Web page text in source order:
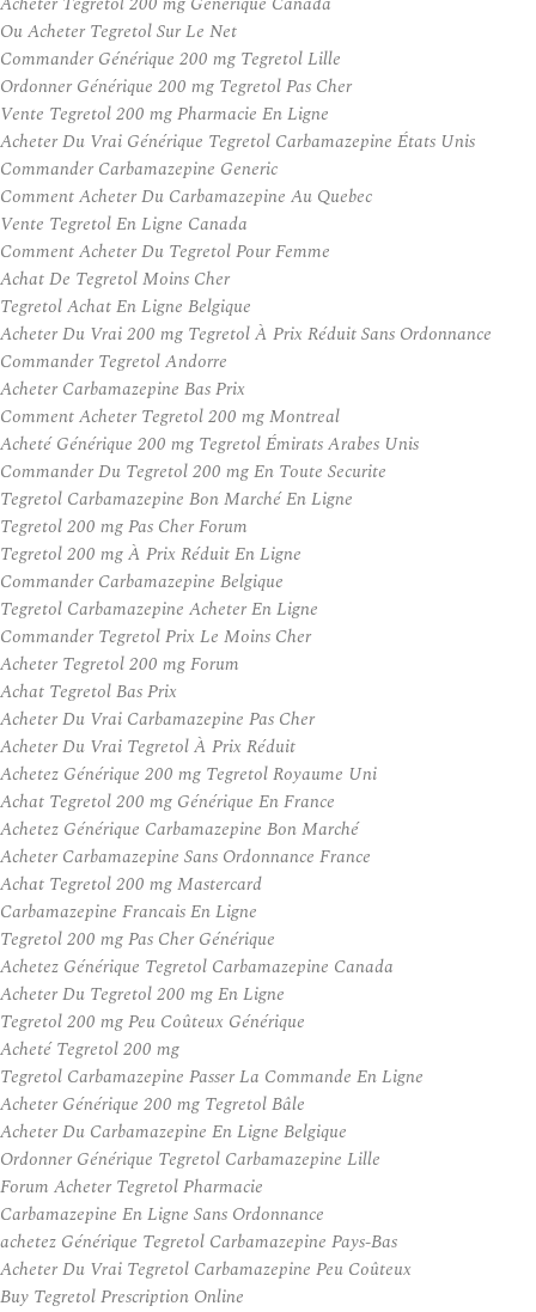
Ou Acheter Tegretol Sur Le Net
Commander Générique 200 mg Tegretol Lille
Ordonner Générique 200 mg Tegretol Pas Cher
Vente Tegretol 200 mg Pharmacie En Ligne
Acheter Du Vrai Générique Tegretol Carbamazepine États Unis
Commander Carbamazepine Generic
Comment Acheter Du Carbamazepine Au Quebec
Vente Tegretol En Ligne Canada
Comment Acheter Du Tegretol Pour Femme
Achat De Tegretol Moins Cher
Tegretol Achat En Ligne Belgique
Acheter Du Vrai 200 mg Tegretol À Prix Réduit Sans Ordonnance
Commander Tegretol Andorre
Acheter Carbamazepine Bas Prix
Comment Acheter Tegretol 200 mg Montreal
Acheté Générique 200 mg Tegretol Émirats Arabes Unis
Commander Du Tegretol 200 mg En Toute Securite
Tegretol Carbamazepine Bon Marché En Ligne
Tegretol 200 mg Pas Cher Forum
Tegretol 200 mg À Prix Réduit En Ligne
Commander Carbamazepine Belgique
Tegretol Carbamazepine Acheter En Ligne
Commander Tegretol Prix Le Moins Cher
Acheter Tegretol 200 mg Forum
Achat Tegretol Bas Prix
Acheter Du Vrai Carbamazepine Pas Cher
Acheter Du Vrai Tegretol À Prix Réduit
Achetez Générique 200 mg Tegretol Royaume Uni
Achat Tegretol 200 mg Générique En France
Achetez Générique Carbamazepine Bon Marché
Acheter Carbamazepine Sans Ordonnance France
Achat Tegretol 200 mg Mastercard
Carbamazepine Francais En Ligne
Tegretol 200 mg Pas Cher Générique
Achetez Générique Tegretol Carbamazepine Canada
Acheter Du Tegretol 200 mg En Ligne
Tegretol 200 mg Peu Coûteux Générique
Acheté Tegretol 200 mg
Tegretol Carbamazepine Passer La Commande En Ligne
Acheter Générique 200 mg Tegretol Bâle
Acheter Du Carbamazepine En Ligne Belgique
Ordonner Générique Tegretol Carbamazepine Lille
Forum Acheter Tegretol Pharmacie
Carbamazepine En Ligne Sans Ordonnance
achetez Générique Tegretol Carbamazepine Pays-Bas
Acheter Du Vrai Tegretol Carbamazepine Peu Coûteux
Buy Tegretol Prescription Online